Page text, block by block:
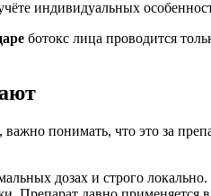
индивидуальных
ботокс лица проводится
понимать, что это за
дозах и строго